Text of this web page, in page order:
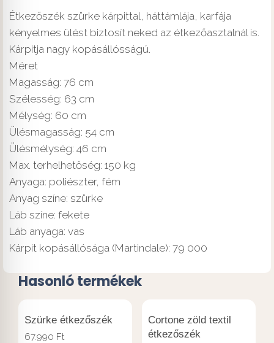
Étkezőszék szürke kárpittal, háttámlája, karfája
kényelmes ülést biztosít neked az étkezőasztalnál is.
Kárpitja nagy kopásállósságú.
Méret
Magasság: 76 cm
Szélesség: 63 cm
Mélység: 60 cm
Ülésmagasság: 54 cm
Ülésmélység: 46 cm
Max. terhelhetőség: 150 kg
Anyaga: poliészter, fém
Anyag színe: szürke
Láb színe: fekete
Láb anyaga: vas
Kárpit kopásállósága (Martindale): 79 000
Hasonló termékek
Szürke étkezőszék
67.990 Ft
Cortone zöld textil
étkezőszék